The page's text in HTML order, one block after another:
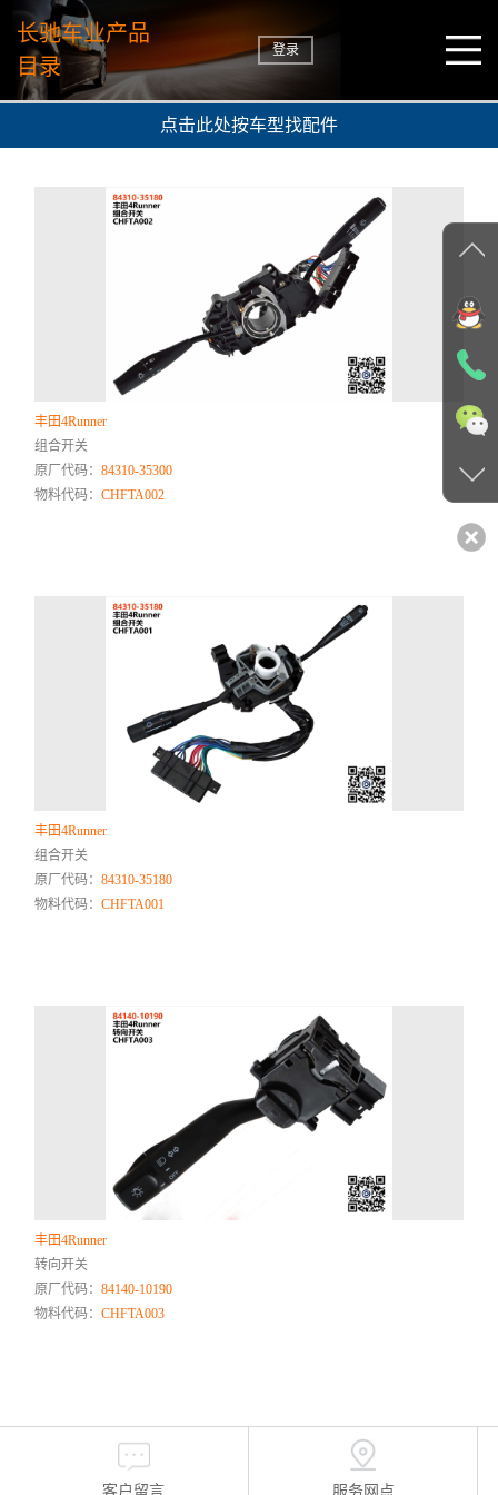
长驰车业产品
目录
登录
点击此处按车型找配件
丰田4Runner
组合开关
原厂代码：84310-35300
物料代码：CHFTA002
丰田4Runner
组合开关
原厂代码：84310-35180
物料代码：CHFTA001
丰田4Runner
转向开关
原厂代码：84140-10190
物料代码：CHFTA003
客户留言 服务网点